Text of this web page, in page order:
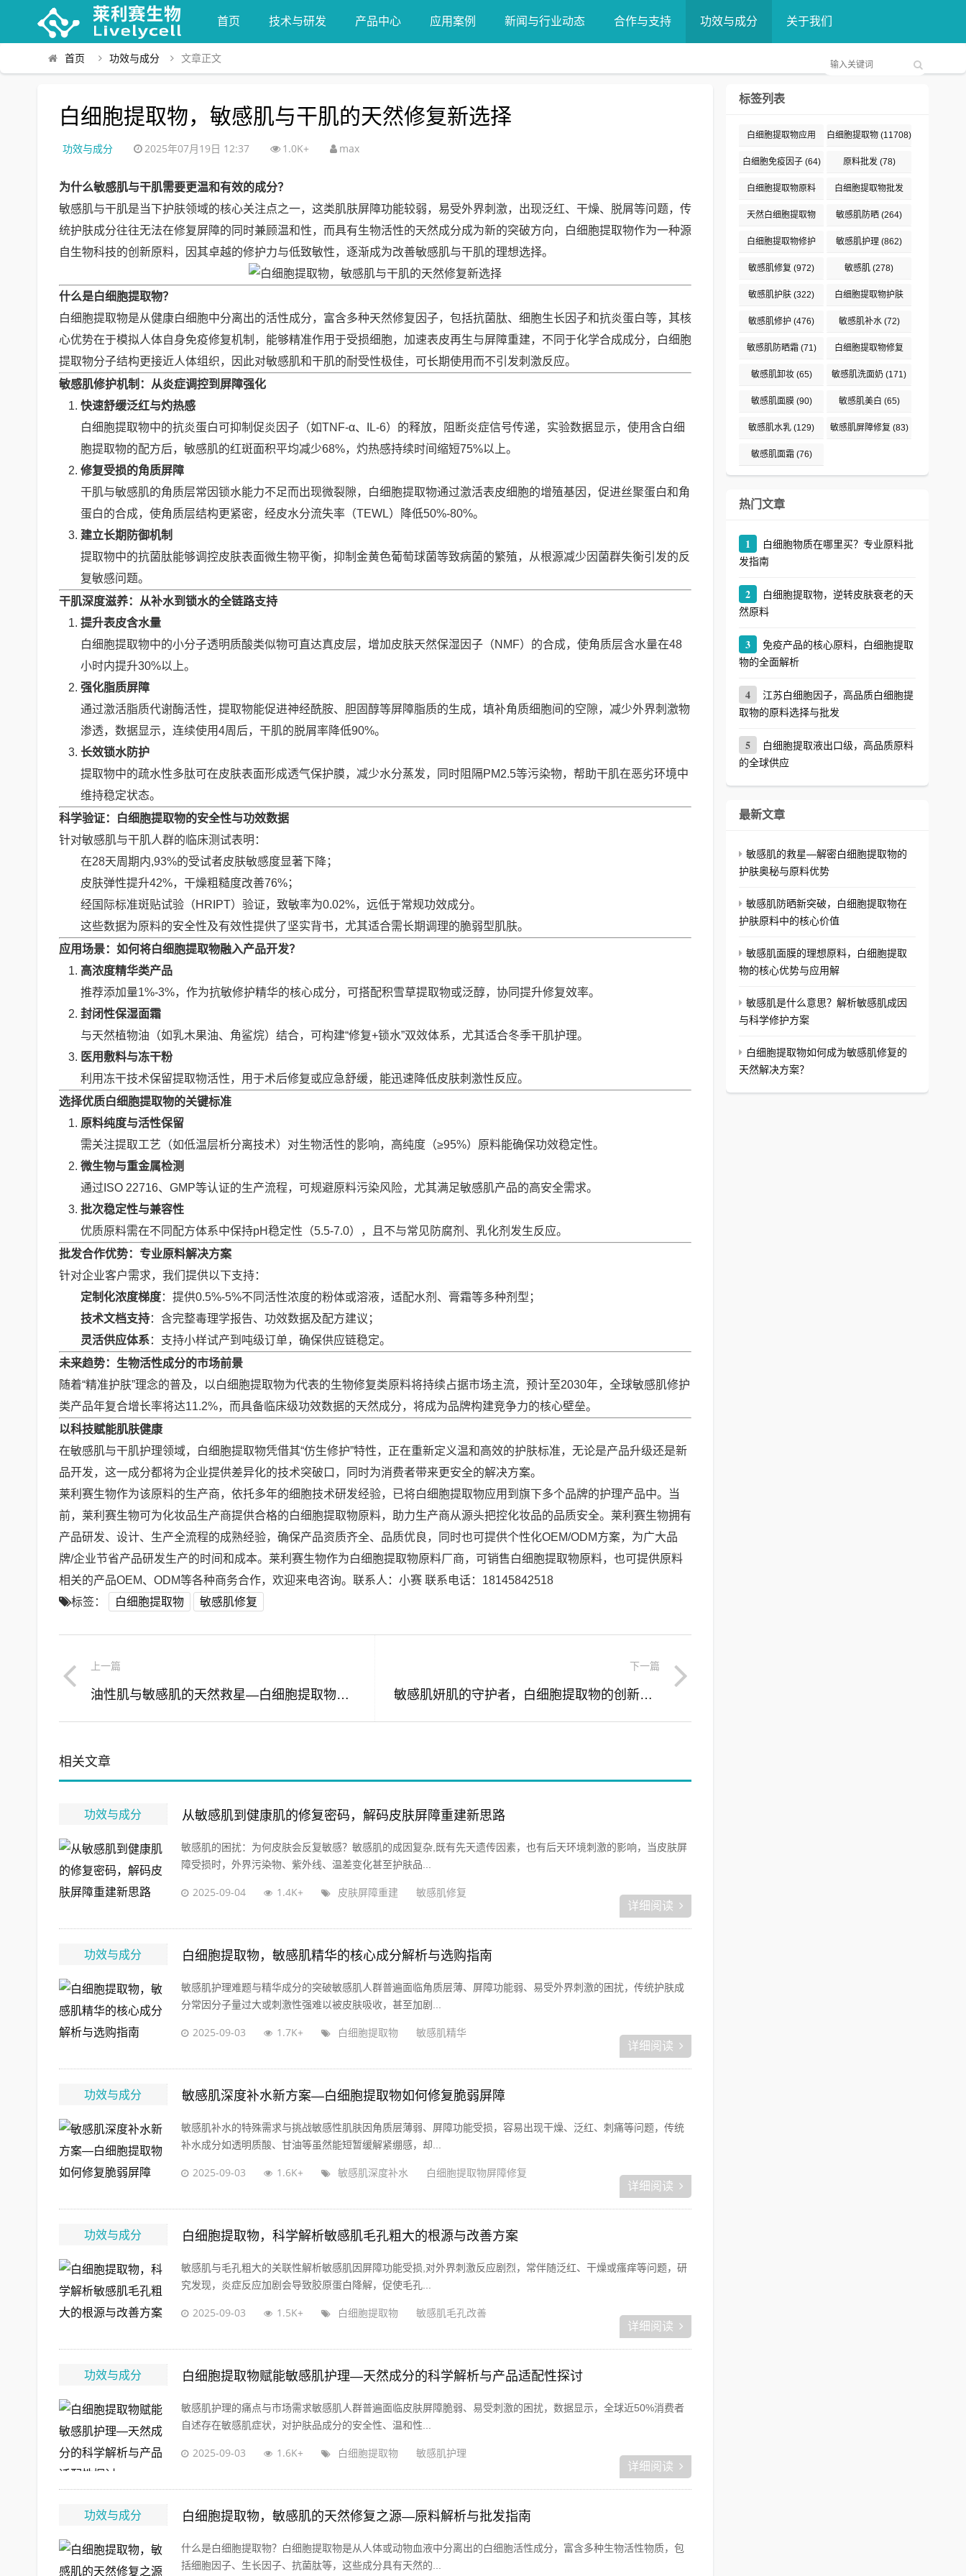
首页 技术与研发 产品中心 应用案例 新闻与行业动态 合作与支持 功效与成分 关于我们
首页 功效与成分 文章正文
白细胞提取物，敏感肌与干肌的天然修复新选择
功效与成分 2025年07月19日 12:37 1.0K+ max
为什么敏感肌与干肌需要更温和有效的成分？
敏感肌与干肌是当下护肤领域的核心关注点之一，这类肌肤屏障功能较弱，易受外界刺激，出现泛红、干燥、脱屑等问题，传
统护肤成分往往无法在修复屏障的同时兼顾温和性，而具有生物活性的天然成分成为新的突破方向，白细胞提取物作为一种源
自生物科技的创新原料，因其卓越的修护力与低致敏性，逐渐成为改善敏感肌与干肌的理想选择。
什么是白细胞提取物？
白细胞提取物是从健康白细胞中分离出的活性成分，富含多种天然修复因子，包括抗菌肽、细胞生长因子和抗炎蛋白等，其核
心优势在于模拟人体自身免疫修复机制，能够精准作用于受损细胞，加速表皮再生与屏障重建，不同于化学合成成分，白细胞
提取物分子结构更接近人体组织，因此对敏感肌和干肌的耐受性极佳，可长期使用而不引发刺激反应。
敏感肌修护机制：从炎症调控到屏障强化
快速舒缓泛红与灼热感
白细胞提取物中的抗炎蛋白可抑制促炎因子（如TNF-α、IL-6）的释放，阻断炎症信号传递，实验数据显示，使用含白细
胞提取物的配方后，敏感肌的红斑面积平均减少68%，灼热感持续时间缩短75%以上。
修复受损的角质屏障
干肌与敏感肌的角质层常因锁水能力不足而出现微裂隙，白细胞提取物通过激活表皮细胞的增殖基因，促进丝聚蛋白和角
蛋白的合成，使角质层结构更紧密，经皮水分流失率（TEWL）降低50%-80%。
建立长期防御机制
提取物中的抗菌肽能够调控皮肤表面微生物平衡，抑制金黄色葡萄球菌等致病菌的繁殖，从根源减少因菌群失衡引发的反
复敏感问题。
干肌深度滋养：从补水到锁水的全链路支持
提升表皮含水量
白细胞提取物中的小分子透明质酸类似物可直达真皮层，增加皮肤天然保湿因子（NMF）的合成，使角质层含水量在48
小时内提升30%以上。
强化脂质屏障
通过激活脂质代谢酶活性，提取物能促进神经酰胺、胆固醇等屏障脂质的生成，填补角质细胞间的空隙，减少外界刺激物
渗透，数据显示，连续使用4周后，干肌的脱屑率降低90%。
长效锁水防护
提取物中的疏水性多肽可在皮肤表面形成透气保护膜，减少水分蒸发，同时阻隔PM2.5等污染物，帮助干肌在恶劣环境中
维持稳定状态。
科学验证：白细胞提取物的安全性与功效数据
针对敏感肌与干肌人群的临床测试表明：
在28天周期内,93%的受试者皮肤敏感度显著下降；
皮肤弹性提升42%，干燥粗糙度改善76%；
经国际标准斑贴试验（HRIPT）验证，致敏率为0.02%，远低于常规功效成分。
这些数据为原料的安全性及有效性提供了坚实背书，尤其适合需长期调理的脆弱型肌肤。
应用场景：如何将白细胞提取物融入产品开发？
高浓度精华类产品
推荐添加量1%-3%，作为抗敏修护精华的核心成分，可搭配积雪草提取物或泛醇，协同提升修复效率。
封闭性保湿面霜
与天然植物油（如乳木果油、角鲨烷）结合，可构建“修复+锁水”双效体系，尤其适合冬季干肌护理。
医用敷料与冻干粉
利用冻干技术保留提取物活性，用于术后修复或应急舒缓，能迅速降低皮肤刺激性反应。
选择优质白细胞提取物的关键标准
原料纯度与活性保留
需关注提取工艺（如低温层析分离技术）对生物活性的影响，高纯度（≥95%）原料能确保功效稳定性。
微生物与重金属检测
通过ISO 22716、GMP等认证的生产流程，可规避原料污染风险，尤其满足敏感肌产品的高安全需求。
批次稳定性与兼容性
优质原料需在不同配方体系中保持pH稳定性（5.5-7.0），且不与常见防腐剂、乳化剂发生反应。
批发合作优势：专业原料解决方案
针对企业客户需求，我们提供以下支持：
定制化浓度梯度：提供0.5%-5%不同活性浓度的粉体或溶液，适配水剂、膏霜等多种剂型；
技术文档支持：含完整毒理学报告、功效数据及配方建议；
灵活供应体系：支持小样试产到吨级订单，确保供应链稳定。
未来趋势：生物活性成分的市场前景
随着“精准护肤”理念的普及，以白细胞提取物为代表的生物修复类原料将持续占据市场主流，预计至2030年，全球敏感肌修护
类产品年复合增长率将达11.2%，而具备临床级功效数据的天然成分，将成为品牌构建竞争力的核心壁垒。
以科技赋能肌肤健康
在敏感肌与干肌护理领域，白细胞提取物凭借其“仿生修护”特性，正在重新定义温和高效的护肤标准，无论是产品升级还是新
品开发，这一成分都将为企业提供差异化的技术突破口，同时为消费者带来更安全的解决方案。
莱利赛生物作为该原料的生产商，依托多年的细胞技术研发经验，已将白细胞提取物应用到旗下多个品牌的护理产品中。当
前，莱利赛生物可为化妆品生产商提供合格的白细胞提取物原料，助力生产商从源头把控化妆品的品质安全。莱利赛生物拥有
产品研发、设计、生产全流程的成熟经验，确保产品资质齐全、品质优良，同时也可提供个性化OEM/ODM方案，为广大品
牌/企业节省产品研发生产的时间和成本。莱利赛生物作为白细胞提取物原料厂商，可销售白细胞提取物原料，也可提供原料
相关的产品OEM、ODM等各种商务合作，欢迎来电咨询。联系人：小赛 联系电话：18145842518
标签：
白细胞提取物 敏感肌修复
上一篇
油性肌与敏感肌的天然救星—白细胞提取物原料解析与批发指南
下一篇
敏感肌妍肌的守护者，白细胞提取物的创新应用与批发价值
相关文章
功效与成分 从敏感肌到健康肌的修复密码，解码皮肤屏障重建新思路
敏感肌的困扰：为何皮肤会反复敏感？敏感肌的成因复杂,既有先天遗传因素，也有后天环境刺激的影响，当皮肤屏
障受损时，外界污染物、紫外线、温差变化甚至护肤品...
2025-09-04 1.4K+ 皮肤屏障重建 敏感肌修复
详细阅读
功效与成分 白细胞提取物，敏感肌精华的核心成分解析与选购指南
敏感肌护理难题与精华成分的突破敏感肌人群普遍面临角质层薄、屏障功能弱、易受外界刺激的困扰，传统护肤成
分常因分子量过大或刺激性强难以被皮肤吸收，甚至加剧...
2025-09-03 1.7K+ 白细胞提取物 敏感肌精华
详细阅读
功效与成分 敏感肌深度补水新方案—白细胞提取物如何修复脆弱屏障
敏感肌补水的特殊需求与挑战敏感性肌肤因角质层薄弱、屏障功能受损，容易出现干燥、泛红、刺痛等问题，传统
补水成分如透明质酸、甘油等虽然能短暂缓解紧绷感，却...
2025-09-03 1.6K+ 敏感肌深度补水 白细胞提取物屏障修复
详细阅读
功效与成分 白细胞提取物，科学解析敏感肌毛孔粗大的根源与改善方案
敏感肌与毛孔粗大的关联性解析敏感肌因屏障功能受损,对外界刺激反应剧烈，常伴随泛红、干燥或瘙痒等问题，研
究发现，炎症反应加剧会导致胶原蛋白降解，促使毛孔...
2025-09-03 1.5K+ 白细胞提取物 敏感肌毛孔改善
详细阅读
功效与成分 白细胞提取物赋能敏感肌护理—天然成分的科学解析与产品适配性探讨
敏感肌护理的痛点与市场需求敏感肌人群普遍面临皮肤屏障脆弱、易受刺激的困扰，数据显示，全球近50%消费者
自述存在敏感肌症状，对护肤品成分的安全性、温和性...
2025-09-03 1.6K+ 白细胞提取物 敏感肌护理
详细阅读
功效与成分 白细胞提取物，敏感肌的天然修复之源—原料解析与批发指南
什么是白细胞提取物？白细胞提取物是从人体或动物血液中分离出的白细胞活性成分，富含多种生物活性物质，包
括细胞因子、生长因子、抗菌肽等，这些成分具有天然的...
标签列表
白细胞提取物应用
(376)
白细胞提取物 (11708)
白细胞免疫因子(64) 原料批发(78)
白细胞提取物原料
(132)
白细胞提取物批发
(89)
天然白细胞提取物
(187)
敏感肌防晒 (264)
白细胞提取物修护
(191)
敏感肌护理 (862)
敏感肌修复 (972) 敏感肌 (278)
敏感肌护肤 (322) 白细胞提取物护肤
(477)
敏感肌修护 (476) 敏感肌补水(72)
敏感肌防晒霜(71) 白细胞提取物修复
(242)
敏感肌卸妆(65) 敏感肌洗面奶 (171)
敏感肌面膜(90) 敏感肌美白 (65)
敏感肌水乳 (129) 敏感肌屏障修复 (83)
敏感肌面霜(76)
热门文章
1
白细胞物质在哪里买？专业原料批
发指南
2
白细胞提取物，逆转皮肤衰老的天
然原料
3
免疫产品的核心原料，白细胞提取
物的全面解析
4
江苏白细胞因子，高品质白细胞提
取物的原料选择与批发
5
白细胞提取液出口级，高品质原料
的全球供应
最新文章
敏感肌的救星—解密白细胞提取物的
护肤奥秘与原料优势
敏感肌防晒新突破，白细胞提取物在
护肤原料中的核心价值
敏感肌面膜的理想原料，白细胞提取
物的核心优势与应用解
敏感肌是什么意思？解析敏感肌成因
与科学修护方案
白细胞提取物如何成为敏感肌修复的
天然解决方案？